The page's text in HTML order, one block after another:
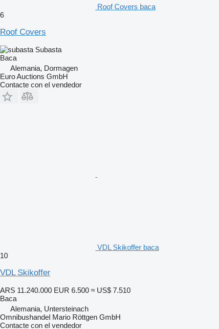
Roof Covers baca
6
Roof Covers
Subasta
Baca
Alemania, Dormagen
Euro Auctions GmbH
Contacte con el vendedor
VDL Skikoffer baca
10
VDL Skikoffer
ARS 11.240.000 EUR 6.500 ≈ US$ 7.510
Baca
Alemania, Untersteinach
Omnibushandel Mario Röttgen GmbH
Contacte con el vendedor